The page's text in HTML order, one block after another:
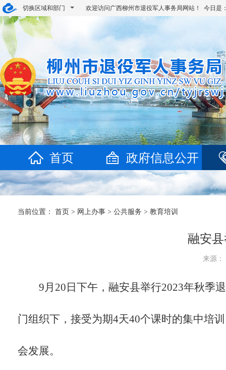
切换区域和部门 欢迎访问广西柳州市退役军人事务局网站！ 今日是
首页 政府信息公开
当前位置： 首页 > 网上办事 > 公共服务 > 教育培训
融安
来源
9月20日下午，融安县举行2023年秋季
门组织下，接受为期4天40个课时的集中培
会发展。